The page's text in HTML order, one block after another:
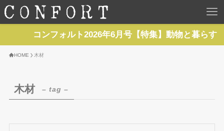
HOME
コンフォルト2026年6月号【特集】動物と暮らす
HOME 木材
木材 – tag –